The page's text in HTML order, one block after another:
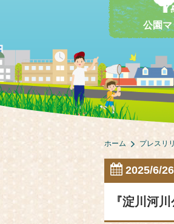
公園
ホーム プレスリ
2025/6/
『淀川河